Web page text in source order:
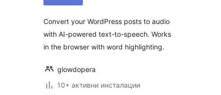
Convert your WordPress posts to audio
with AI-powered text-to-speech. Works
in the browser with word highlighting.
glowdopera
10+ активни инсталации